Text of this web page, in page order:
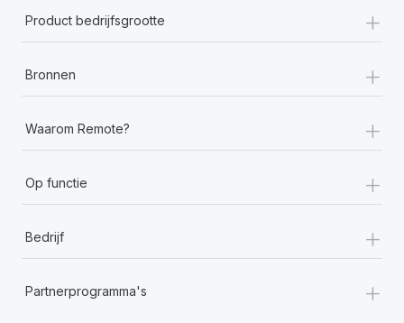
Product bedrijfsgrootte +
Bronnen +
Waarom Remote? +
Op functie +
Bedrijf +
Partnerprogramma's +